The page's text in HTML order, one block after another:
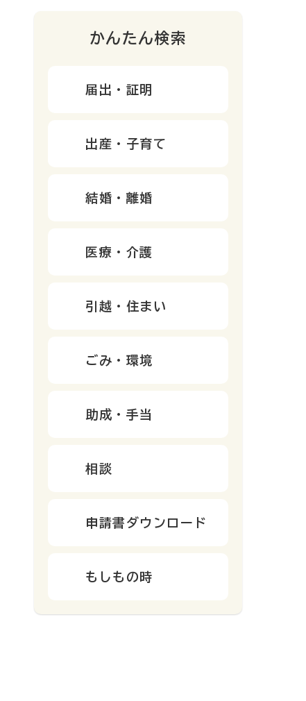
かんたん検索
届出・証明
出産・子育て
結婚・離婚
医療・介護
引越・住まい
ごみ・環境
助成・手当
相談
申請書ダウンロード
もしもの時